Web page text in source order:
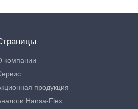
компании
продукция
Hansa-Flex